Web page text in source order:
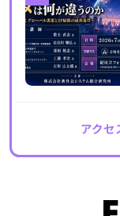
アクセ